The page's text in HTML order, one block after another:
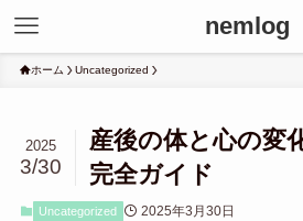
nemlog
ホーム Uncategorized
産後の体と心の変
完全ガイド
2025
3/30
Uncategorized 2025年3月30日